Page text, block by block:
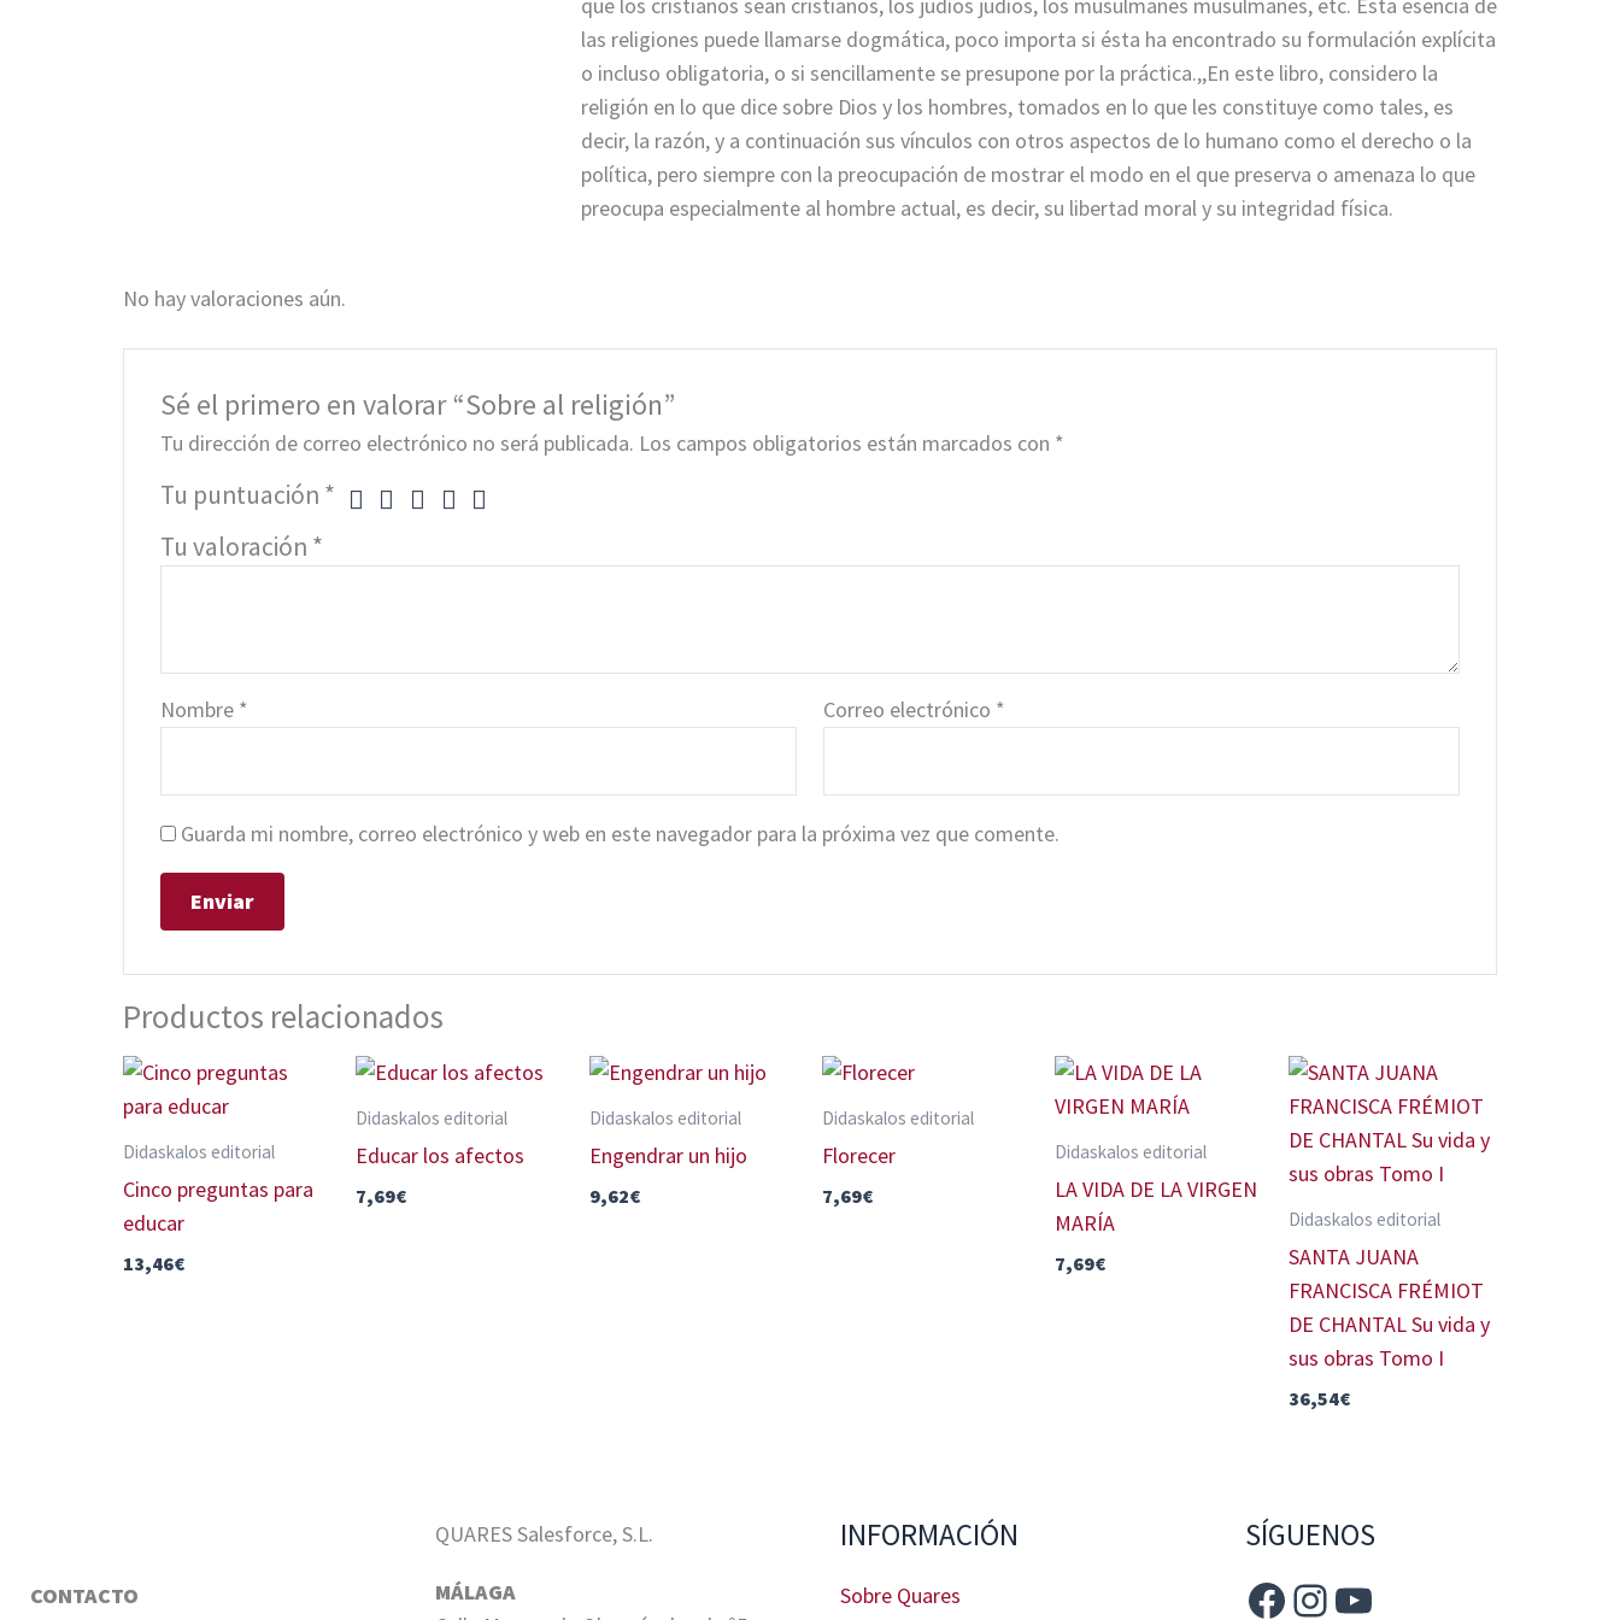
las religiones puede llamarse dogmática, poco importa si ésta ha encontrado su formulación explícita
o incluso obligatoria, o si sencillamente se presupone por la práctica.,,En este libro, considero la
religión en lo que dice sobre Dios y los hom­bres, tomados en lo que les constituye como tales, es
decir, la razón, y a continuación sus vínculos con otros aspectos de lo hu­mano como el derecho o la
política, pero siempre con la preocu­pación de mostrar el modo en el que preserva o amenaza lo que
preocupa especialmente al hombre actual, es decir, su libertad moral y su integridad física.
No hay valoraciones aún.
Sé el primero en valorar “Sobre al religión”
Tu dirección de correo electrónico no será publicada. Los campos obligatorios están marcados con *
Tu puntuación *
Tu valoración *
Nombre * Correo electrónico *
Guarda mi nombre, correo electrónico y web en este navegador para la próxima vez que comente.
Productos relacionados
Didaskalos editorial
Cinco preguntas para
educar
13,46€
Didaskalos editorial
Educar los afectos
7,69€
Didaskalos editorial
Engendrar un hijo
9,62€
Didaskalos editorial
Florecer
7,69€
Didaskalos editorial
LA VIDA DE LA VIRGEN
MARÍA
7,69€
Didaskalos editorial
SANTA JUANA
FRANCISCA FRÉMIOT
DE CHANTAL Su vida y
sus obras Tomo I
36,54€
CONTACTO
QUARES Salesforce, S.L.
MÁLAGA
INFORMACIÓN
Sobre Quares
SÍGUENOS